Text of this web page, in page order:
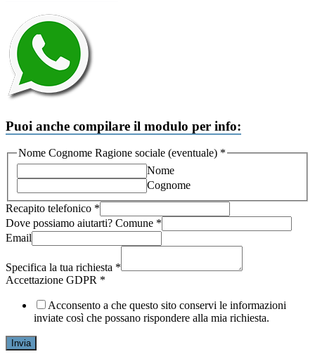
Puoi anche compilare il modulo per info:
Nome Cognome Ragione sociale (eventuale) *
Nome
Cognome
Recapito telefonico *
(eventuale)
aiutarti?
Ragione
Dove possiamo aiutarti? Comune *
Email
Specifica la tua richiesta *
Accettazione GDPR *
Acconsento a che questo sito conservi le informazioni
inviate così che possano rispondere alla mia richiesta.
Invia